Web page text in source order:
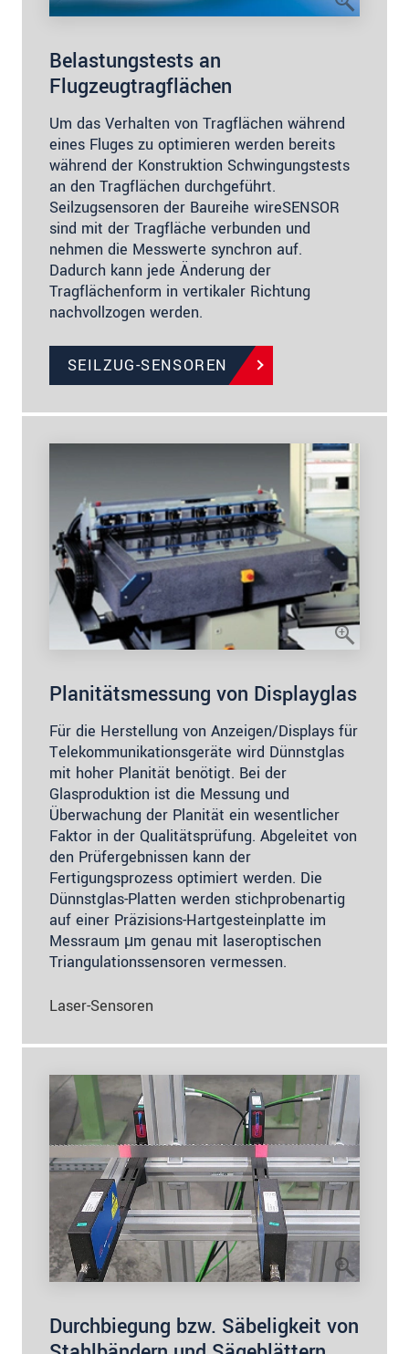
Belastungstests an
Flugzeugtragflächen
Um das Verhalten von Tragflächen während
eines Fluges zu optimieren werden bereits
während der Konstruktion Schwingungstests
an den Tragflächen durchgeführt.
Seilzugsensoren der Baureihe wireSENSOR
sind mit der Tragfläche verbunden und
nehmen die Messwerte synchron auf.
Dadurch kann jede Änderung der
Tragflächenform in vertikaler Richtung
nachvollzogen werden.
SEILZUG-SENSOREN
Planitätsmessung von Displayglas
Für die Herstellung von Anzeigen/Displays für
Telekommunikationsgeräte wird Dünnstglas
mit hoher Planität benötigt. Bei der
Glasproduktion ist die Messung und
Überwachung der Planität ein wesentlicher
Faktor in der Qualitätsprüfung. Abgeleitet von
den Prüfergebnissen kann der
Fertigungsprozess optimiert werden. Die
Dünnstglas-Platten werden stichprobenartig
auf einer Präzisions-Hartgesteinplatte im
Messraum μm genau mit laseroptischen
Triangulationssensoren vermessen.
Laser-Sensoren
Durchbiegung bzw. Säbeligkeit von